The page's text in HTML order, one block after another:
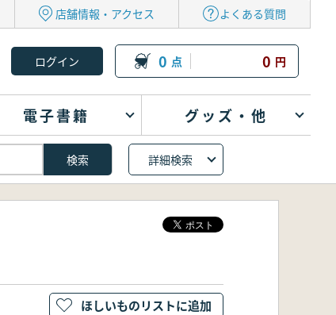
店舗情報・アクセス よくある質問
0 点 0 円
電子書籍 グッズ・他
詳細検索
ほしいものリストに追加